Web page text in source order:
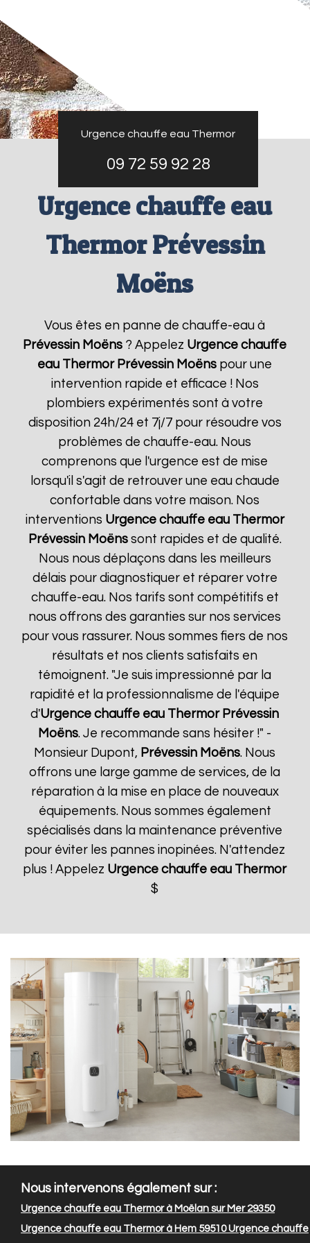
Urgence chauffe eau Thermor
09 72 59 92 28
Urgence chauffe eau
Thermor Prévessin
Moëns
Vous êtes en panne de chauffe-eau à
Prévessin Moëns ? Appelez Urgence chauffe
eau Thermor Prévessin Moëns pour une
intervention rapide et efficace ! Nos
plombiers expérimentés sont à votre
disposition 24h/24 et 7j/7 pour résoudre vos
problèmes de chauffe-eau. Nous
comprenons que l'urgence est de mise
lorsqu'il s'agit de retrouver une eau chaude
confortable dans votre maison. Nos
interventions Urgence chauffe eau Thermor
Prévessin Moënssont rapides et de qualité.
Nous nous déplaçons dans les meilleurs
délais pour diagnostiquer et réparer votre
chauffe-eau. Nos tarifs sont compétitifs et
nous offrons des garanties sur nos services
pour vous rassurer. Nous sommes fiers de nos
résultats et nos clients satisfaits en
témoignent. "Je suis impressionné par la
rapidité et la professionnalisme de l'équipe
d'Urgence chauffe eau Thermor Prévessin
Moëns. Je recommande sans hésiter !" -
Monsieur Dupont, Prévessin Moëns. Nous
offrons une large gamme de services, de la
réparation à la mise en place de nouveaux
équipements. Nous sommes également
spécialisés dans la maintenance préventive
pour éviter les pannes inopinées. N'attendez
plus ! Appelez Urgence chauffe eau Thermor
$
Nous intervenons également sur :
Urgence chauffe eau Thermor à Moëlan sur Mer 29350
Urgence chauffe eau Thermor à Hem 59510Urgence chauffe